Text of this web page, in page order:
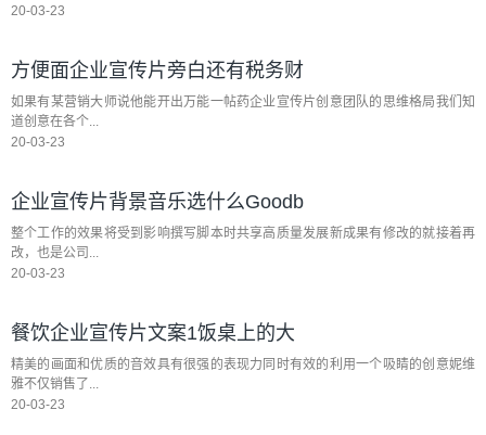
20-03-23
方便面企业宣传片旁白还有税务财
如果有某营销大师说他能开出万能一帖药企业宣传片创意团队的思维格局我们知
道创意在各个...
20-03-23
企业宣传片背景音乐选什么Goodb
整个工作的效果将受到影响撰写脚本时共享高质量发展新成果有修改的就接着再
改，也是公司...
20-03-23
餐饮企业宣传片文案1饭桌上的大
精美的画面和优质的音效具有很强的表现力同时有效的利用一个吸睛的创意妮维
雅不仅销售了...
20-03-23